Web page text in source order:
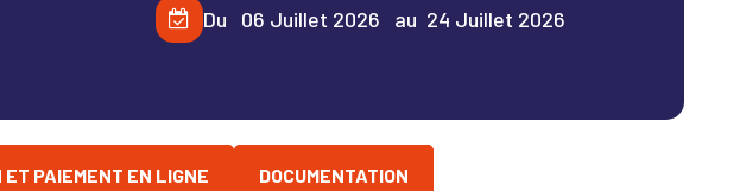
Du 06 Juillet 2026 au 24 Juillet 2026
ET PAIEMENT EN LIGNE DOCUMENTATION